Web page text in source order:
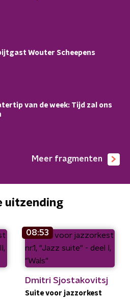
Wouter Scheepens
van de week: Tijd zal ons
Meer fragmenten
uitzending
08:53
Dmitri Sjostakovitsj
Suite voor jazzorkest